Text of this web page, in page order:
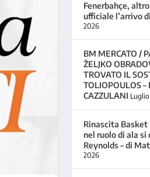
Fenerbahçe,
ufficiale l’arrivo
2026
BM MERCATO /
ŽELJKO
TROVATO IL
TOLIOPOULOS –
CAZZULANI Luglio
Rinascita
nel ruolo di ala si
Reynolds – di
2026